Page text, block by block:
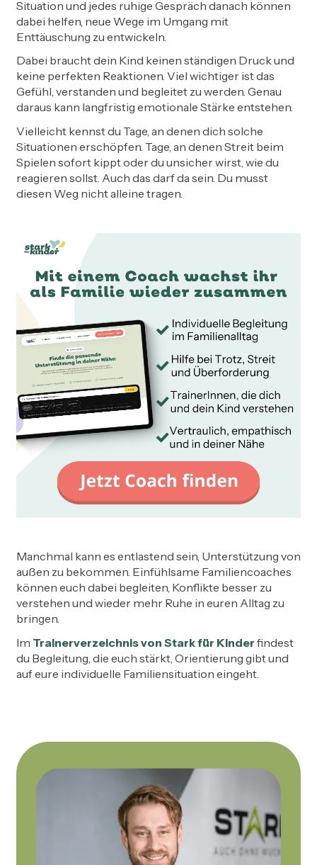
Situation und jedes ruhige Gespräch danach können
dabei helfen, neue Wege im Umgang mit
Enttäuschung zu entwickeln.
Dabei braucht dein Kind keinen ständigen Druck und
keine perfekten Reaktionen. Viel wichtiger ist das
Gefühl, verstanden und begleitet zu werden. Genau
daraus kann langfristig emotionale Stärke entstehen.
Vielleicht kennst du Tage, an denen dich solche
Situationen erschöpfen. Tage, an denen Streit beim
Spielen sofort kippt oder du unsicher wirst, wie du
reagieren sollst. Auch das darf da sein. Du musst
diesen Weg nicht alleine tragen.
Manchmal kann es entlastend sein, Unterstützung von
außen zu bekommen. Einfühlsame Familiencoaches
können euch dabei begleiten, Konflikte besser zu
verstehen und wieder mehr Ruhe in euren Alltag zu
bringen.
Im Trainerverzeichnis von Stark für Kinder findest
du Begleitung, die euch stärkt, Orientierung gibt und
auf eure individuelle Familiensituation eingeht.